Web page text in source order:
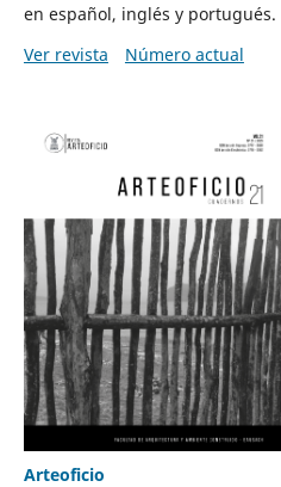
en español, inglés y portugués.
Ver revista
Número actual
Arteoficio